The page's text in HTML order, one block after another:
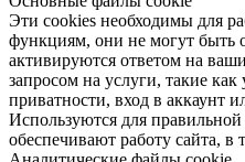
Эти cookies необходимы для
функциям, они не могут быть
активируются ответом на
запросом на услуги, такие
приватности, вход в аккаунт
Используются для
обеспечивают работу сайта, в